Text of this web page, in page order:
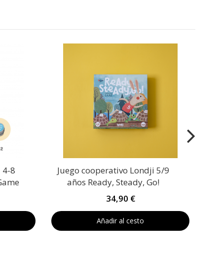
4-8
Juego cooperativo Londji 5/9
años Ready, Steady, Go!
34,90 €
Añadir al cesto